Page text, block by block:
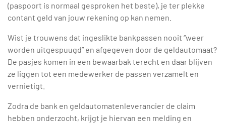
(paspoort is normaal gesproken het beste), je ter plekke
contant geld van jouw rekening op kan nemen.
Wist je trouwens dat ingeslikte bankpassen nooit “weer
worden uitgespuugd” en afgegeven door de geldautomaat?
De pasjes komen in een bewaarbak terecht en daar blijven
ze liggen tot een medewerker de passen verzamelt en
vernietigt.
Zodra de bank en geldautomatenleverancier de claim
hebben onderzocht, krijgt je hiervan een melding en